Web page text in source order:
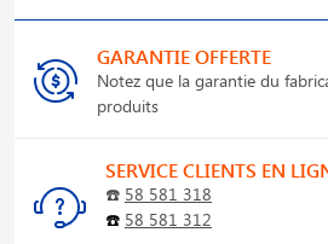
GARANTIE OFFERTE
Notez que la garantie du
produits
SERVICE CLIENTS EN
☎️ 58 581 318
☎️ 58 581 312